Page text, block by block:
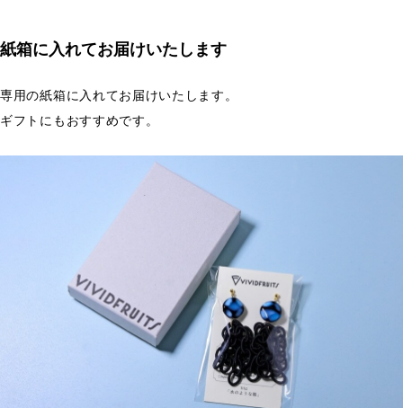
紙箱に入れてお届けいたします
専用の紙箱に入れてお届けいたします。
ギフトにもおすすめです。